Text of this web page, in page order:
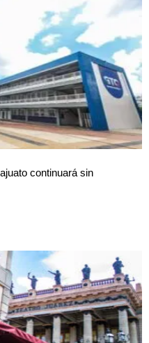
continuará sin